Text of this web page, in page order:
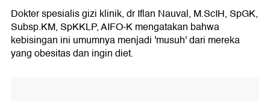
Dokter spesialis gizi klinik, dr Iflan Nauval, M.ScIH, SpGK,
Subsp.KM, SpKKLP, AIFO-K mengatakan bahwa
kebisingan ini umumnya menjadi 'musuh' dari mereka
yang obesitas dan ingin diet.